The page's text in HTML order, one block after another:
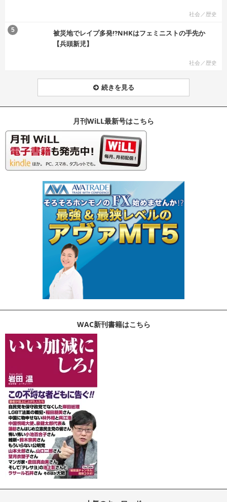
社会／歴史
被災地でレイプ多発⁉NHKはフェミニストの手先か
【兵頭新児】
社会／歴史
5
続きを見る
月刊WiLL最新号はこちら
WAC新刊書籍はこちら